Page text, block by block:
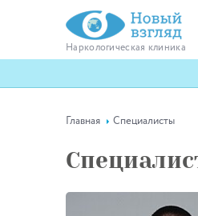
Наркологическая клиника
Главная Специалисты